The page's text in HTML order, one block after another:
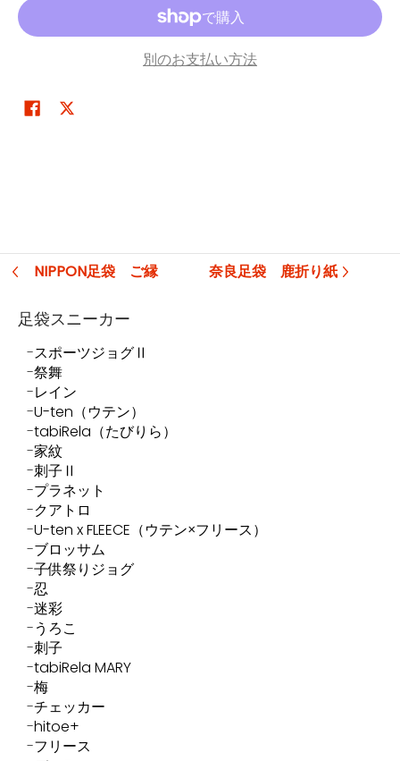
別のお支払い方法
NIPPON足袋 ご縁 奈良足袋 鹿折り紙
足袋スニーカー
スポーツジョグⅡ
祭舞
レイン
U-ten（ウテン）
tabiRela（たびりら）
家紋
刺子Ⅱ
プラネット
クアトロ
U-ten x FLEECE（ウテン×フリース）
ブロッサム
子供祭りジョグ
忍
迷彩
うろこ
刺子
tabiRela MARY
梅
チェッカー
hitoe+
フリース